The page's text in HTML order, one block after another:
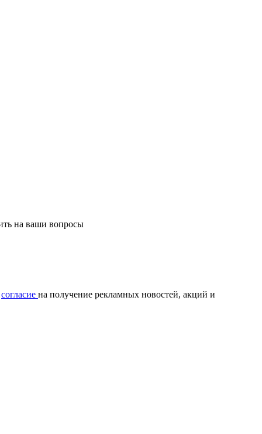
на ваши вопросы
согласие на получение рекламных новостей, акций и